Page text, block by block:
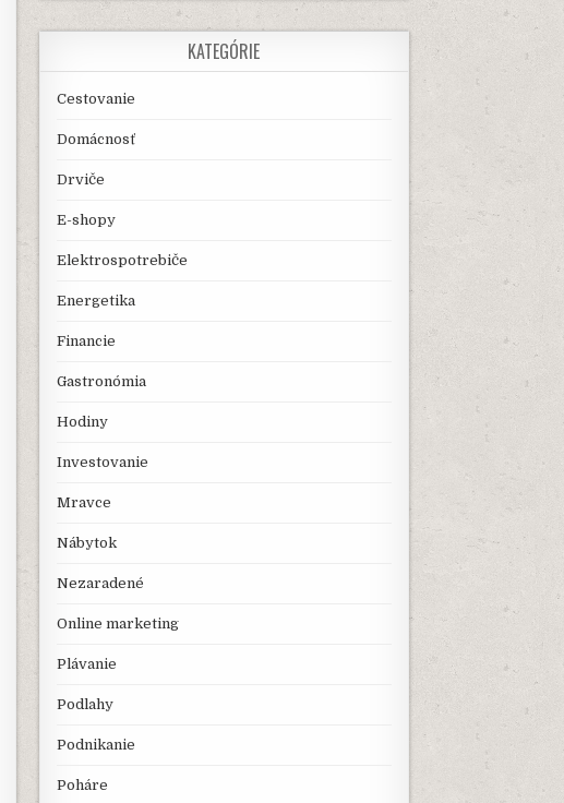
KATEGÓRIE
Cestovanie
Domácnosť
Drviče
E-shopy
Elektrospotrebiče
Energetika
Financie
Gastronómia
Hodiny
Investovanie
Mravce
Nábytok
Nezaradené
Online marketing
Plávanie
Podlahy
Podnikanie
Poháre